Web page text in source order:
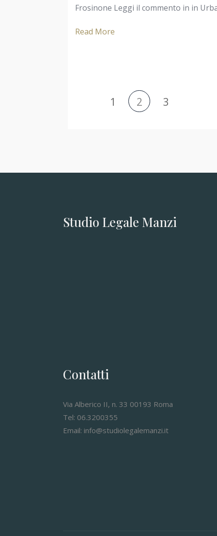
Frosinone Leggi il commento in in
Read More
1 2 3
Studio Legale Manzi
Contatti
Via Alberico II, n. 33 00193 Roma
Tel: 06.3200355
Email: info@studiolegalemanzi.it